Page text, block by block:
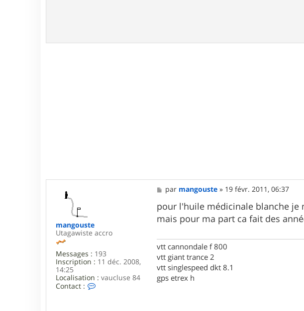
mangouste
Utagawiste accro
Messages : 193
Inscription : 11 déc. 2008,
14:25
Localisation : vaucluse 84
Contact :
M
e
s
s
a
par mangouste » 19 févr. 2011, 06:37
pour l'huile médicinale blanche je
mais pour ma part ca fait des
vtt cannondale f 800
vtt giant trance 2
vtt singlespeed dkt 8.1
gps etrex h